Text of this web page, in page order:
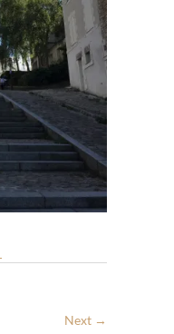
Next →